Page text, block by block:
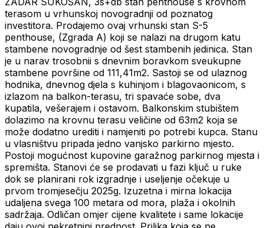
terasom u vrhunskoj novogradnji od poznatog
investitora. Prodajemo ovaj vrhunski stan S-5
penthouse, (Zgrada A) koji se nalazi na drugom katu
stambene novogradnje od šest stambenih jedinica. Stan
je u narav trosobnii s dnevnim boravkom sveukupne
stambene površine od 111,41m2. Sastoji se od ulaznog
hodnika, dnevnog djela s kuhinjom i blagovaonicom, s
izlazom na balkon-terasu, tri spavaće sobe, dva
kupatila, vešerajem i ostavom. Balkonskim stubištem
dolazimo na krovnu terasu veličine od 63m2 koja se
može dodatno urediti i namjeniti po potrebi kupca. Stanu
u vlasništvu pripada jedno vanjsko parkirno mjesto.
Postoji mogućnost kupovine garažnog parkirnog mjesta i
spremišta. Stanovi će se prodavati u fazi ključ u ruke
dok se planirani rok izgradnje i useljenje očekuje u
prvom tromjesečju 2025g. Izuzetna i mirna lokacija
udaljena svega 100 metara od mora, plaža i okolnih
sadržaja. Odličan omjer cijene kvalitete i same lokacije